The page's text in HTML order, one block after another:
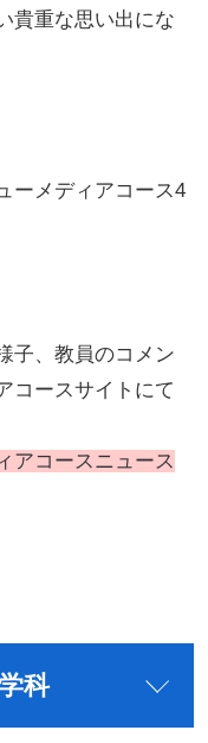
貴重な思い出にな
ーメディアコース4
子、教員のコメン
コースサイトにて
アコースニュース
科